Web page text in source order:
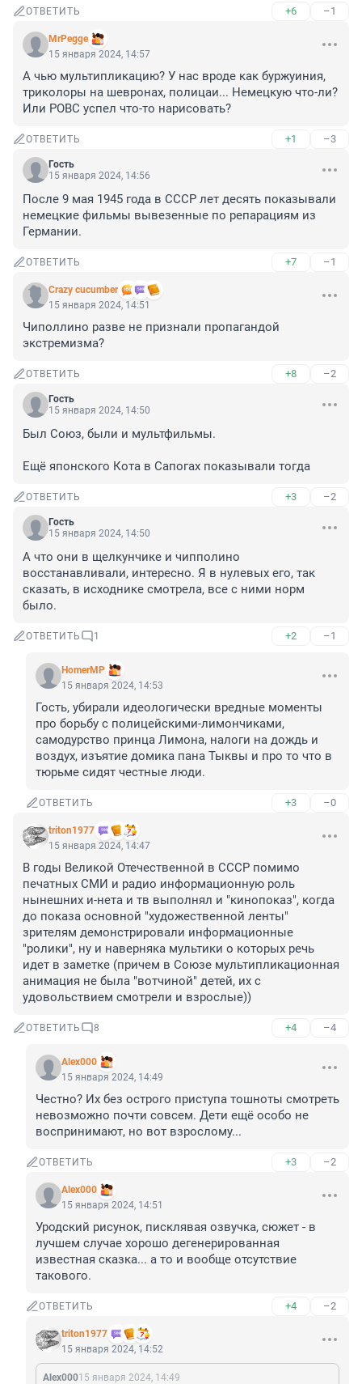
ОТВЕТИТЬ +6 –1
MrPegge
15 января 2024, 14:57
А чью мультипликацию? У нас вроде как буржуиния,
триколоры на шевронах, полицаи... Немецкую что-ли?
Или РОВС успел что-то нарисовать?
ОТВЕТИТЬ +1 –3
Гость
15 января 2024, 14:56
После 9 мая 1945 года в СССР лет десять показывали
немецкие фильмы вывезенные по репарациям из
Германии.
ОТВЕТИТЬ +7 –1
Crazy cucumber
15 января 2024, 14:51
Чиполлино разве не признали пропагандой
экстремизма?
ОТВЕТИТЬ +8 –2
Гость
15 января 2024, 14:50
Был Союз, были и мультфильмы.
Ещё японского Кота в Сапогах показывали тогда
ОТВЕТИТЬ +3 –2
Гость
15 января 2024, 14:50
А что они в щелкунчике и чипполино
восстанавливали, интересно. Я в нулевых его, так
сказать, в исходнике смотрела, все с ними норм
было.
ОТВЕТИТЬ 1 +2 –1
HomerMP
15 января 2024, 14:53
Гость, убирали идеологически вредные моменты
про борьбу с полицейскими-лимончиками,
самодурство принца Лимона, налоги на дождь и
воздух, изъятие домика пана Тыквы и про то что в
тюрьме сидят честные люди.
ОТВЕТИТЬ +3 –0
triton1977
15 января 2024, 14:47
В годы Великой Отечественной в СССР помимо
печатных СМИ и радио информационную роль
нынешних и-нета и тв выполнял и "кинопоказ", когда
до показа основной "художественной ленты"
зрителям демонстрировали информационные
"ролики", ну и наверняка мультики о которых речь
идет в заметке (причем в Союзе мультипликационная
анимация не была "вотчиной" детей, их с
удовольствием смотрели и взрослые))
ОТВЕТИТЬ 8 +4 –4
Alex000
15 января 2024, 14:49
Честно? Их без острого приступа тошноты смотреть
невозможно почти совсем. Дети ещё особо не
воспринимают, но вот взрослому...
ОТВЕТИТЬ +3 –2
Alex000
15 января 2024, 14:51
Уродский рисунок, писклявая озвучка, сюжет - в
лучшем случае хорошо дегенерированная
известная сказка... а то и вообще отсутствие
такового.
ОТВЕТИТЬ +4 –2
triton1977
15 января 2024, 14:52
Alex00015 января 2024, 14:49